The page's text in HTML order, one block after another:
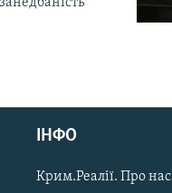
ІНФО
Крим.Реалії. Про нас